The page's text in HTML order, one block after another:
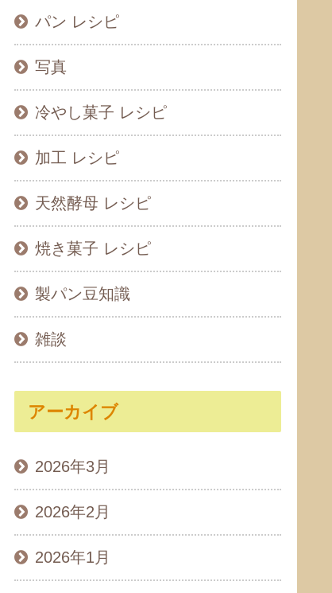
パン レシピ
写真
冷やし菓子 レシピ
加工 レシピ
天然酵母 レシピ
焼き菓子 レシピ
製パン豆知識
雑談
アーカイブ
2026年3月
2026年2月
2026年1月